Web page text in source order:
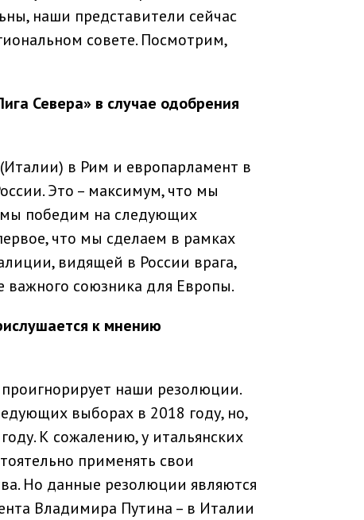
наши представители сейчас
совете. Посмотрим,
Севера» в случае одобрения
в Рим и европарламент в
Это – максимум, что мы
мы победим на следующих
что мы сделаем в рамках
видящей в России врага,
важного союзника для Европы.
к мнению
наши резолюции.
выборах в 2018 году, но,
К сожалению, у итальянских
применять свои
Но данные резолюции являются
Владимира Путина – в Италии